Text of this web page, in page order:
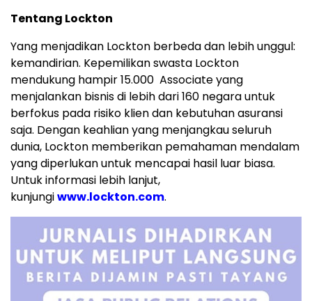
Tentang Lockton
Yang menjadikan Lockton berbeda dan lebih unggul:
kemandirian. Kepemilikan swasta Lockton
mendukung hampir 15.000 Associate yang
menjalankan bisnis di lebih dari 160 negara untuk
berfokus pada risiko klien dan kebutuhan asuransi
saja. Dengan keahlian yang menjangkau seluruh
dunia, Lockton memberikan pemahaman mendalam
yang diperlukan untuk mencapai hasil luar biasa.
Untuk informasi lebih lanjut,
kunjungiwww.lockton.com.